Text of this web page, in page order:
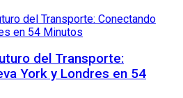
del Transporte:
York y Londres en 54